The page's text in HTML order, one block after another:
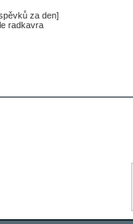
za den]
radkavra